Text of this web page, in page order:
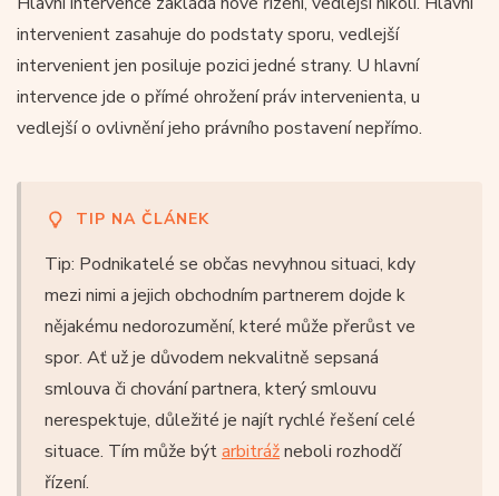
intervenient zasahuje do podstaty sporu, vedlejší
intervenient jen posiluje pozici jedné strany. U hlavní
intervence jde o přímé ohrožení práv intervenienta, u
vedlejší o ovlivnění jeho právního postavení nepřímo.
TIP NA ČLÁNEK
Tip: Podnikatelé se občas nevyhnou situaci, kdy
mezi nimi a jejich obchodním partnerem dojde k
nějakému nedorozumění, které může přerůst ve
spor. Ať už je důvodem nekvalitně sepsaná
smlouva či chování partnera, který smlouvu
nerespektuje, důležité je najít rychlé řešení celé
situace. Tím může býtarbitrážneboli rozhodčí
řízení.